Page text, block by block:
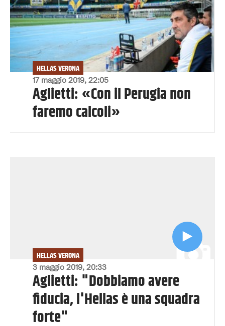
17 maggio 2019, 22:05
HELLAS VERONA
Aglietti: «Con il Perugia non
faremo calcoli»
3 maggio 2019, 20:33
HELLAS VERONA
Aglietti: "Dobbiamo avere
fiducia, l'Hellas è una squadra
forte"